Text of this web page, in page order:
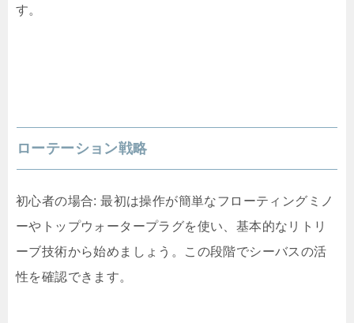
す。
ローテーション戦略
初心者の場合: 最初は操作が簡単なフローティングミノ
ーやトップウォータープラグを使い、基本的なリトリ
ーブ技術から始めましょう。この段階でシーバスの活
性を確認できます。